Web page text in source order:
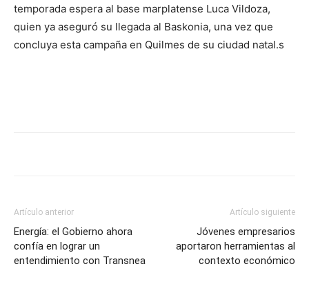
temporada espera al base marplatense Luca Vildoza,
quien ya aseguró su llegada al Baskonia, una vez que
concluya esta campaña en Quilmes de su ciudad natal.s
Artículo anterior
Energía: el Gobierno ahora
confía en lograr un
entendimiento con Transnea
Artículo siguiente
Jóvenes empresarios
aportaron herramientas al
contexto económico